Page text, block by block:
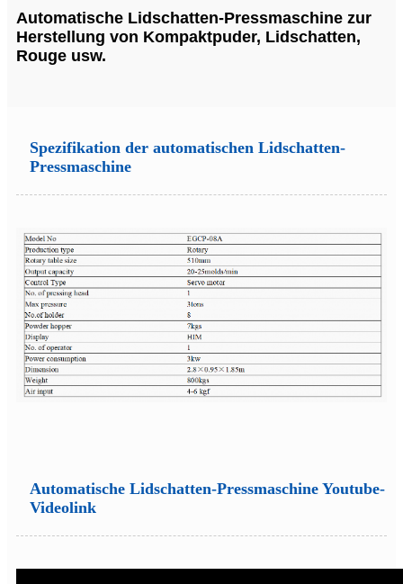
Automatische Lidschatten-Pressmaschine zur
Herstellung von Kompaktpuder, Lidschatten,
Rouge usw.
Spezifikation der automatischen Lidschatten-
Pressmaschine
Automatische Lidschatten-Pressmaschine Youtube-
Videolink